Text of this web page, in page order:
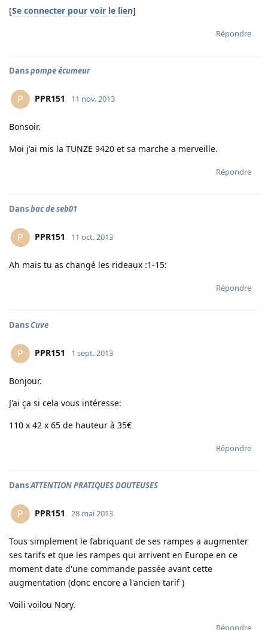
[Se connecter pour voir le lien]
Répondre
Danspompe écumeur
P PPR151 11 nov. 2013
Bonsoir.
Moi j'ai mis la TUNZE 9420 et sa marche a merveille.
Répondre
Dansbac de seb01
P PPR151 11 oct. 2013
Ah mais tu as changé les rideaux :1-15:
Répondre
DansCuve
P PPR151 1 sept. 2013
Bonjour.
J'ai ça si cela vous intéresse:
110 x 42 x 65 de hauteur à 35€
Répondre
DansATTENTION PRATIQUES DOUTEUSES
P PPR151 28 mai 2013
Tous simplement le fabriquant de ses rampes a augmenter
ses tarifs et que les rampes qui arrivent en Europe en ce
moment date d'une commande passée avant cette
augmentation (donc encore a l'ancien tarif )
Voili voilou Nory.
Répondre